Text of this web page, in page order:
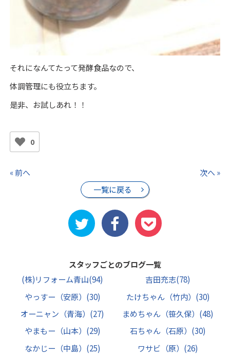
それになんてたって発酵食品なので、
体調管理にも役立ちます。
是非、お試しあれ！！
0
« 前へ
一覧に戻る
次へ »
スタッフごとのブログ一覧
(株)リフォーム青山(94) 吉田充志(78)
やっすー（安原） (30) たけちゃん（竹内） (30)
オーニャン（青海） (27) まめちゃん（笹久保） (48)
やまもー（山本） (29) 石ちゃん（石原） (30)
なかじー（中島） (25) ワサビ（原） (26)